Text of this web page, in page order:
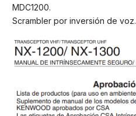
MDC1200.
Scrambler por inversión de voz.